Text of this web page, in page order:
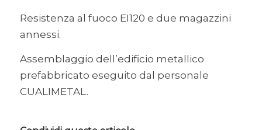
Resistenza al fuoco EI120 e due magazzini
annessi.
Assemblaggio dell’edificio metallico
prefabbricato eseguito dal personale
CUALIMETAL.